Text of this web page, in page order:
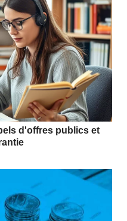
d'offres publics et